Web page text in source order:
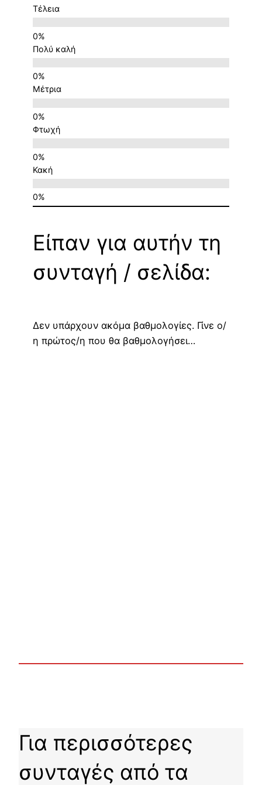
Τέλεια
Πολύ καλή
Μέτρια
Φτωχή
Κακή
Είπαν για αυτήν τη
συνταγή / σελίδα:
Δεν υπάρχουν ακόμα βαθμολογίες. Γίνε ο/
η πρώτος/η που θα βαθμολογήσει…
Για περισσότερες
συνταγές από τα